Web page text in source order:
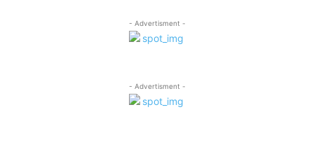
- Advertisment -
- Advertisment -